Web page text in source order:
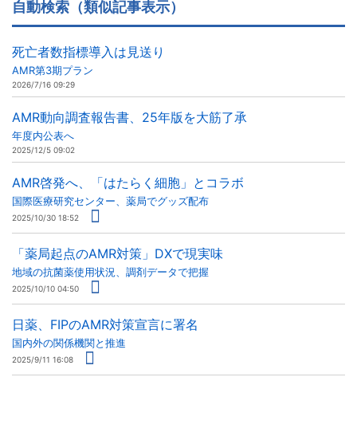
自動検索（類似記事表示）
死亡者数指標導入は見送り
AMR第3期プラン
2026/7/16 09:29
AMR動向調査報告書、25年版を大筋了承
年度内公表へ
2025/12/5 09:02
AMR啓発へ、「はたらく細胞」とコラボ
国際医療研究センター、薬局でグッズ配布
2025/10/30 18:52
「薬局起点のAMR対策」DXで現実味
地域の抗菌薬使用状況、調剤データで把握
2025/10/10 04:50
日薬、FIPのAMR対策宣言に署名
国内外の関係機関と推進
2025/9/11 16:08